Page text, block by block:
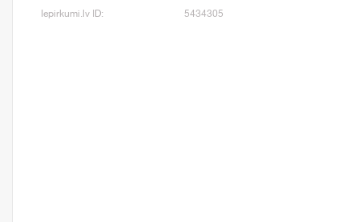
Iepirkumi.lv ID: 5434305